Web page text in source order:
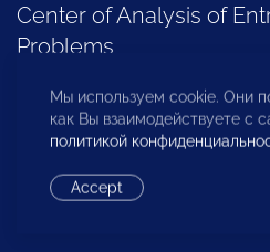
Center of Analysis of
Problems
+7 (495) 247-4777
Мы используем cookie. Они
как Вы взаимодействуете с
политикой
Accept